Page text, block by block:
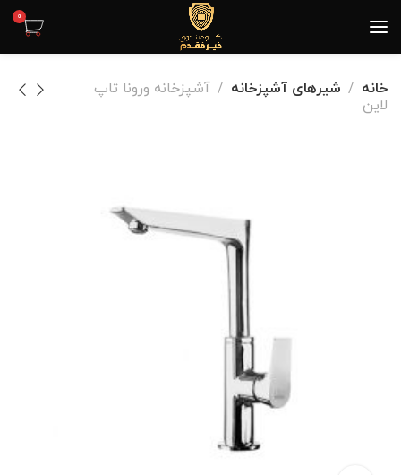
0
خانه شیرهای آشپزخانه
آشپزخانه ورونا تاپ
لاین